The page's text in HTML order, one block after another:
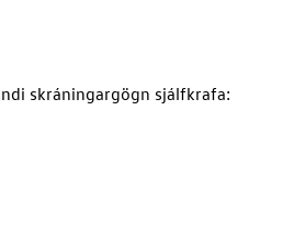
skráningargögn sjálfkrafa: